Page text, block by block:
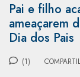
Pai e filho
ameaçarem
Dia dos Pais
(1)